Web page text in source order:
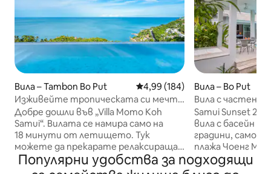
Вила – Tambon Bo Put Средна оценка: 4,99 от 5,
4,99 (184)
Изживейте тропическата си мечта
във вила Momo с изглед към морето
Добре дошли във „Villa Momo Koh
Samui“. Вилата се намира само на
18 минути от летището. Тук
можете да прекарате релаксираща
почивка, заобиколени от
тропическа природа. Модерният
Вила – Bo Put
Вила с частен
22G
Samui Sunset
вила с басейн и
градини, само
плажа Чоенг
всекидневна,
всекидневна, 4
Популярни удобства за подходящи